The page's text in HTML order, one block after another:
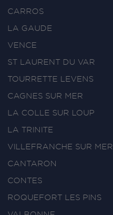
CARROS
LA GAUDE
VENCE
ST LAURENT DU VAR
TOURRETTE LEVENS
CAGNES SUR MER
LA COLLE SUR LOUP
LA TRINITE
VILLEFRANCHE SUR MER
CANTARON
CONTES
ROQUEFORT LES PINS